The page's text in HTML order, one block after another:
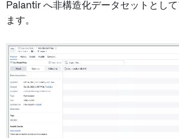
Palantir へ非構造化データセットとし
ます。